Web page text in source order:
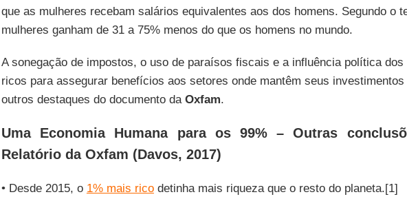
que as mulheres recebam salários equivalentes aos dos homens. Segundo o
mulheres ganham de 31 a 75% menos do que os homens no mundo.
A sonegação de impostos, o uso de paraísos fiscais e a influência política dos
ricos para assegurar benefícios aos setores onde mantêm seus investimentos
outros destaques do documento da Oxfam.
Uma Economia Humana para os 99% – Outras
Relatório da Oxfam (Davos, 2017)
• Desde 2015, o 1% mais ricodetinha mais riqueza que o resto do planeta.[1]